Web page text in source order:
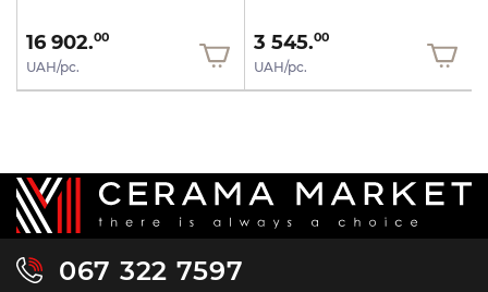
16 902.00
UAH/pc.
3 545.00
UAH/pc.
067 322 7597